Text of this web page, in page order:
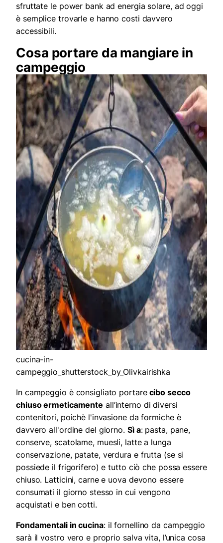
sfruttate le power bank ad energia solare, ad oggi
è semplice trovarle e hanno costi davvero
accessibili.
Cosa portare da mangiare in
campeggio
cucina-in-
campeggio_shutterstock_by_Olivkairishka
In campeggio è consigliato portarecibo secco
chiuso ermeticamente all’interno di diversi
contenitori, poichè l'invasione da formiche è
davvero all'ordine del giorno. Sì a: pasta, pane,
conserve, scatolame, muesli, latte a lunga
conservazione, patate, verdura e frutta (se si
possiede il frigorifero) e tutto ciò che possa essere
chiuso. Latticini, carne e uova devono essere
consumati il giorno stesso in cui vengono
acquistati e ben cotti.
Fondamentali in cucina: il fornellino da campeggio
sarà il vostro vero e proprio salva vita, l’unica cosa